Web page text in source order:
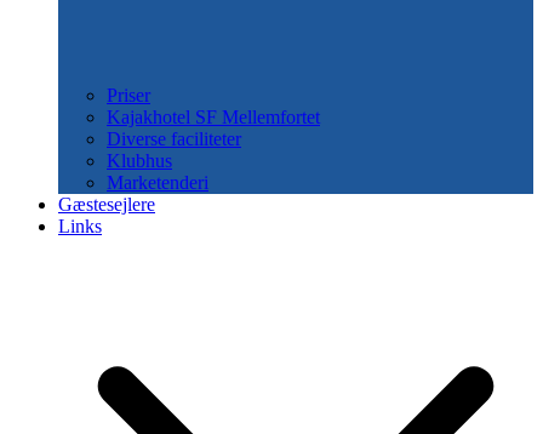
Priser
Kajakhotel SF Mellemfortet
Diverse faciliteter
Klubhus
Marketenderi
Gæstesejlere
Links